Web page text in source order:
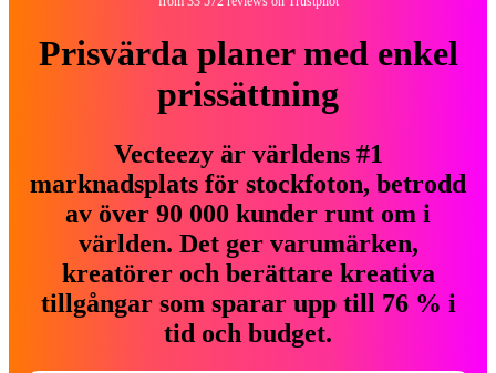
Prisvärda planer med enkel
prissättning
Vecteezy är världens #1
marknadsplats för stockfoton, betrodd
av över 90 000 kunder runt om i
världen. Det ger varumärken,
kreatörer och berättare kreativa
tillgångar som sparar upp till 76 % i
tid och budget.